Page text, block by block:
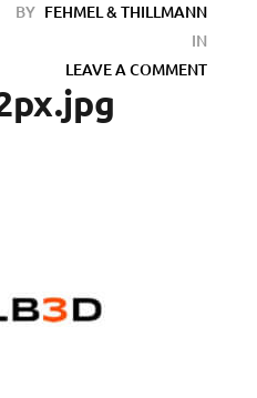
BY FEHMEL & THILLMANN
IN
LEAVE A COMMENT